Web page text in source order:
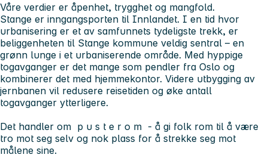
Våre verdier er åpenhet, trygghet og mangfold.
Stange er inngangsporten til Innlandet. I en tid hvor
urbanisering er et av samfunnets tydeligste trekk, er
beliggenheten til Stange kommune veldig sentral – en
grønn lunge i et urbaniserende område. Med hyppige
togavganger er det mange som pendler fra Oslo og
kombinerer det med hjemmekontor. Videre utbygging av
jernbanen vil redusere reisetiden og øke antall
togavganger ytterligere.
Det handler om p u s t e r o m - å gi folk rom til å være
tro mot seg selv og nok plass for å strekke seg mot
målene sine.